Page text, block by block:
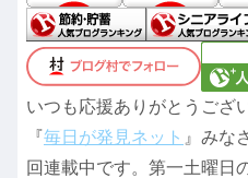
いつも応援ありがとうござ
『毎日が発見ネット 』みな
回連載中です。第一土曜日